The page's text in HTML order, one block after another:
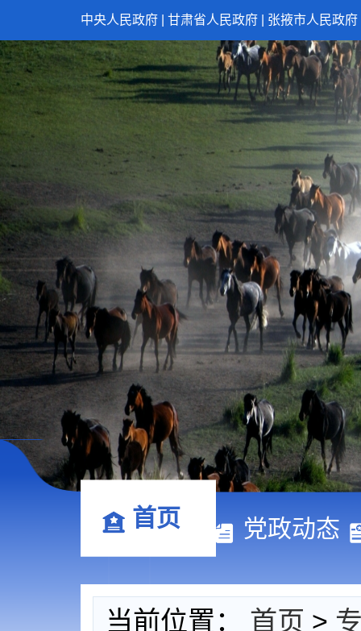
中央人民政府 甘肃省人民政府 张掖市人民政府
首页 党政动态
当前位置： 首页 >